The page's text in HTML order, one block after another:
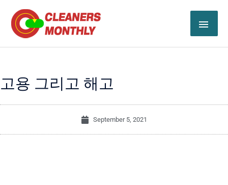
content
고용 그리고 해고
September 5, 2021